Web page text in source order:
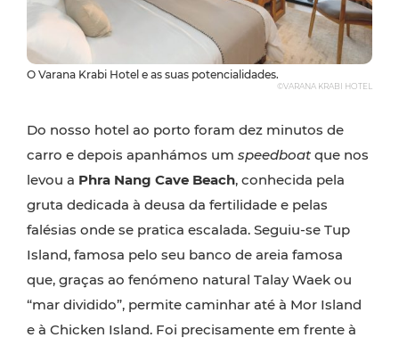
O Varana Krabi Hotel e as suas potencialidades.
©VARANA KRABI HOTEL
Do nosso hotel ao porto foram dez minutos de
carro e depois apanhámos um speedboat que nos
levou a Phra Nang Cave Beach, conhecida pela
gruta dedicada à deusa da fertilidade e pelas
falésias onde se pratica escalada. Seguiu-se Tup
Island, famosa pelo seu banco de areia famosa
que, graças ao fenómeno natural Talay Waek ou
“mar dividido”, permite caminhar até à Mor Island
e à Chicken Island. Foi precisamente em frente à